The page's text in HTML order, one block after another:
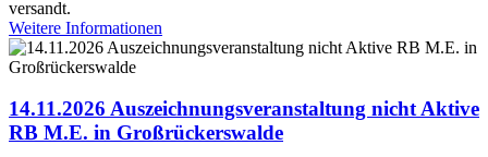
versandt.
Weitere Informationen
14.11.2026 Auszeichnungsveranstaltung nicht Aktive
RB M.E. in Großrückerswalde